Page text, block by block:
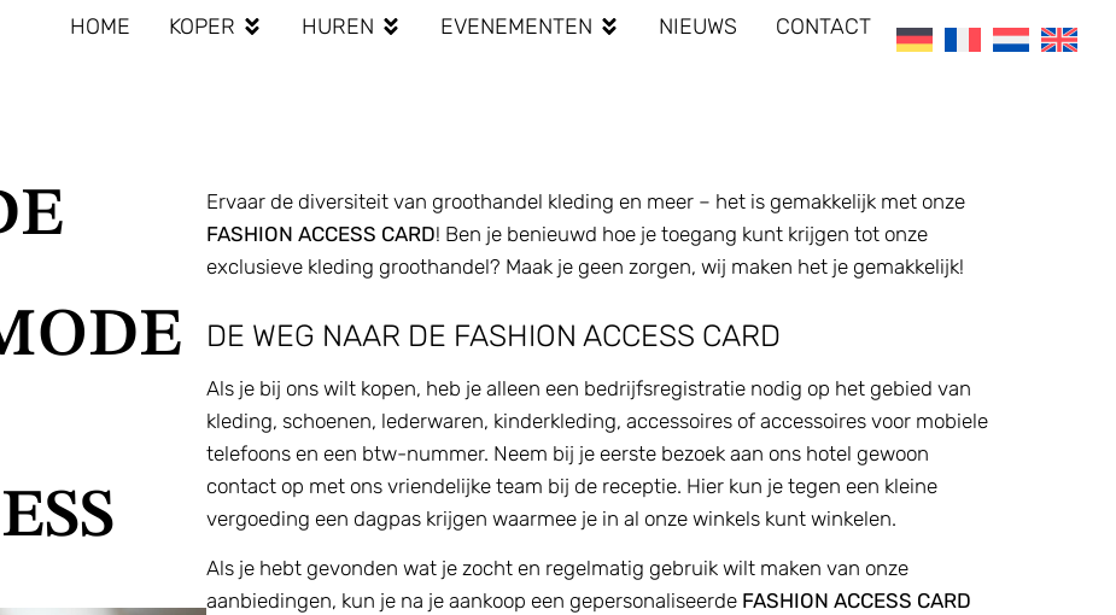
HOME KOPER HUREN EVENEMENTEN NIEUWS CONTACT
Ervaar de diversiteit van groothandel kleding en meer – het is gemakkelijk met onze
FASHION ACCESS CARD! Ben je benieuwd hoe je toegang kunt krijgen tot onze
exclusieve kleding groothandel? Maak je geen zorgen, wij maken het je gemakkelijk!
DE WEG NAAR DE FASHION ACCESS CARD
Als je bij ons wilt kopen, heb je alleen een bedrijfsregistratie nodig op het gebied van
kleding, schoenen, lederwaren, kinderkleding, accessoires of accessoires voor mobiele
telefoons en een btw-nummer. Neem bij je eerste bezoek aan ons hotel gewoon
contact op met ons vriendelijke team bij de receptie. Hier kun je tegen een kleine
vergoeding een dagpas krijgen waarmee je in al onze winkels kunt winkelen.
Als je hebt gevonden wat je zocht en regelmatig gebruik wilt maken van onze
aanbiedingen, kun je na je aankoop een gepersonaliseerde FASHION ACCESS CARD